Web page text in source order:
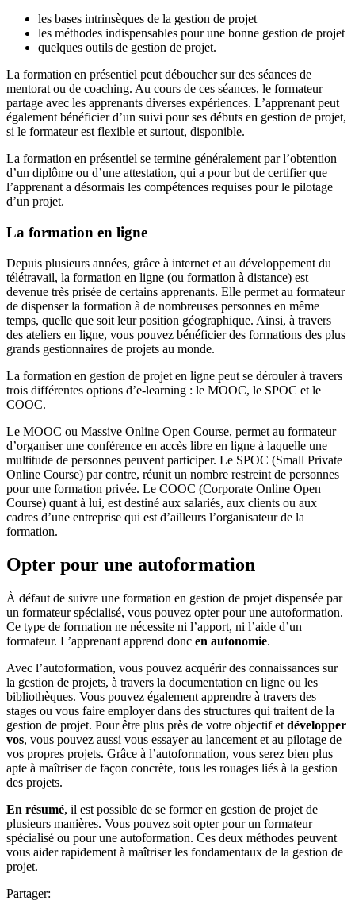
les bases intrinsèques de la gestion de projet
les méthodes indispensables pour une bonne gestion de projet
quelques outils de gestion de projet.
La formation en présentiel peut déboucher sur des séances de
mentorat ou de coaching. Au cours de ces séances, le formateur
partage avec les apprenants diverses expériences. L’apprenant peut
également bénéficier d’un suivi pour ses débuts en gestion de projet,
si le formateur est flexible et surtout, disponible.
La formation en présentiel se termine généralement par l’obtention
d’un diplôme ou d’une attestation, qui a pour but de certifier que
l’apprenant a désormais les compétences requises pour le pilotage
d’un projet.
La formation en ligne
Depuis plusieurs années, grâce à internet et au développement du
télétravail, la formation en ligne (ou formation à distance) est
devenue très prisée de certains apprenants. Elle permet au formateur
de dispenser la formation à de nombreuses personnes en même
temps, quelle que soit leur position géographique. Ainsi, à travers
des ateliers en ligne, vous pouvez bénéficier des formations des plus
grands gestionnaires de projets au monde.
La formation en gestion de projet en ligne peut se dérouler à travers
trois différentes options d’e-learning : le MOOC, le SPOC et le
COOC.
Le MOOC ou Massive Online Open Course, permet au formateur
d’organiser une conférence en accès libre en ligne à laquelle une
multitude de personnes peuvent participer. Le SPOC (Small Private
Online Course) par contre, réunit un nombre restreint de personnes
pour une formation privée. Le COOC (Corporate Online Open
Course) quant à lui, est destiné aux salariés, aux clients ou aux
cadres d’une entreprise qui est d’ailleurs l’organisateur de la
formation.
Opter pour une autoformation
À défaut de suivre une formation en gestion de projet dispensée par
un formateur spécialisé, vous pouvez opter pour une autoformation.
Ce type de formation ne nécessite ni l’apport, ni l’aide d’un
formateur. L’apprenant apprend donc en autonomie.
Avec l’autoformation, vous pouvez acquérir des connaissances sur
la gestion de projets, à travers la documentation en ligne ou les
bibliothèques. Vous pouvez également apprendre à travers des
stages ou vous faire employer dans des structures qui traitent de la
gestion de projet. Pour être plus près de votre objectif et développer
vos, vous pouvez aussi vous essayer au lancement et au pilotage de
vos propres projets. Grâce à l’autoformation, vous serez bien plus
apte à maîtriser de façon concrète, tous les rouages liés à la gestion
des projets.
En résumé, il est possible de se former en gestion de projet de
plusieurs manières. Vous pouvez soit opter pour un formateur
spécialisé ou pour une autoformation. Ces deux méthodes peuvent
vous aider rapidement à maîtriser les fondamentaux de la gestion de
projet.
Partager: